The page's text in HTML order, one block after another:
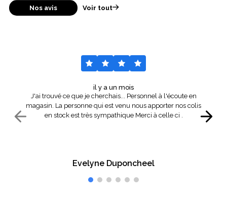
Nos avis Voir tout
il y a un mois
J'ai trouvé ce que je cherchais... Personnel à l'écoute en
magasin. La personne qui est venu nous apporter nos colis
en stock est très sympathique Merci à celle ci .
Evelyne Duponcheel